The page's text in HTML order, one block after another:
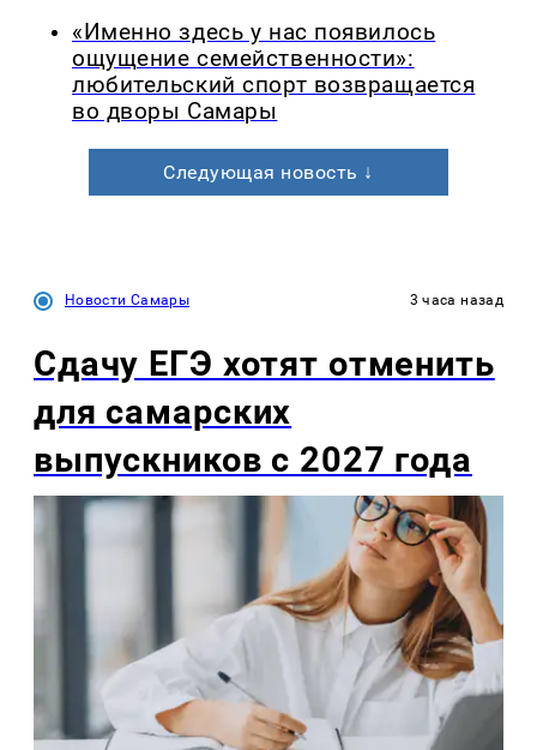
«Именно здесь у нас появилось
ощущение семейственности»:
любительский спорт возвращается
во дворы Самары
Следующая новость ↓
Новости Самары 3 часа назад
Сдачу ЕГЭ хотят отменить
для самарских
выпускников с 2027 года